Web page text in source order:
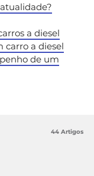
a diesel
carro a diesel
de um
44 Artigos